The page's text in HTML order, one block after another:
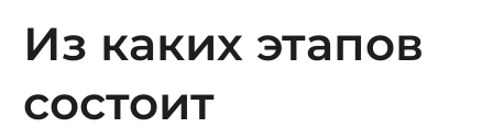
Из каких этапов
состоит